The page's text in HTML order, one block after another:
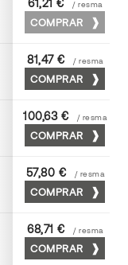
65 x 90
61,21 € / resma
COMPRAR
65 x 90
81,47 € / resma
COMPRAR
65 x 90
100,63 € / resma
COMPRAR
65 x 90
57,80 € / resma
COMPRAR
70 x 100
68,71 € / resma
COMPRAR